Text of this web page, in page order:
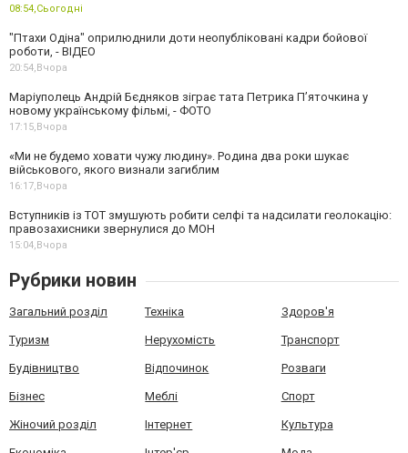
08:54,Сьогодні
"Птахи Одіна" оприлюднили доти неопубліковані кадри бойової
роботи, - ВІДЕО
20:54,Вчора
Маріуполець Андрій Бєдняков зіграє тата Петрика П’яточкина у
новому українському фільмі, - ФОТО
17:15,Вчора
«Ми не будемо ховати чужу людину». Родина два роки шукає
військового, якого визнали загиблим
16:17,Вчора
Вступників із ТОТ змушують робити селфі та надсилати геолокацію:
правозахисники звернулися до МОН
15:04,Вчора
Рубрики новин
Загальний розділ Техніка Здоров'я
Туризм Нерухомість Транспорт
Будівництво Відпочинок Розваги
Бізнес Меблі Спорт
Жіночий розділ Інтернет Культура